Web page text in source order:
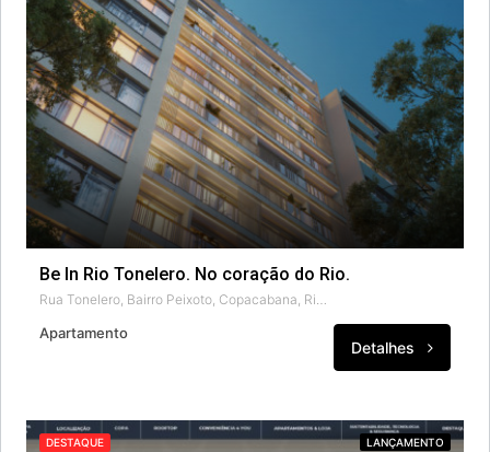
Be In Rio Tonelero. No coração do Rio.
Apartamento
Detalhes
DESTAQUE LANÇAMENTO